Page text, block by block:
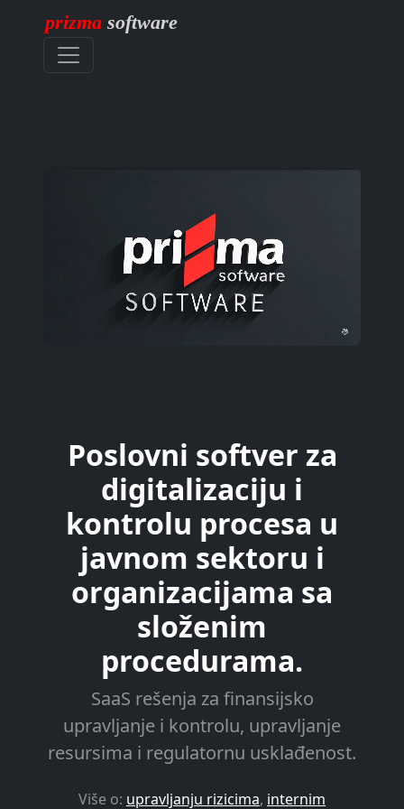
prizma software
Poslovni softver za
digitalizaciju i
kontrolu procesa u
javnom sektoru i
organizacijama sa
složenim
procedurama.
SaaS rešenja za finansijsko
upravljanje i kontrolu, upravljanje
resursima i regulatornu usklađenost.
Više o: upravljanju rizicima, internim